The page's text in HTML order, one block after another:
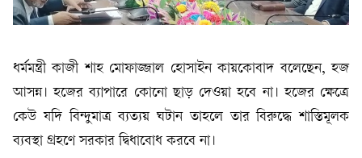
ধর্মমন্ত্রী কাজী শাহ মোফাজ্জাল হোসাইন কায়কোবাদ বলেছেন, হজ
আসন্ন। হজের ব্যাপারে কোনো ছাড় দেওয়া হবে না। হজের ক্ষেত্রে
কেউ যদি বিন্দুমাত্র ব্যত্যয় ঘটান তাহলে তার বিরুদ্ধে শাস্তিমূলক
ব্যবস্থা গ্রহণে সরকার দ্বিধাবোধ করবে না।